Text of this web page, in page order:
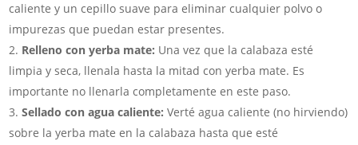
caliente y un cepillo suave para eliminar cualquier polvo o
impurezas que puedan estar presentes.
Relleno con yerba mate: Una vez que la calabaza esté
limpia y seca, llenala hasta la mitad con yerba mate. Es
importante no llenarla completamente en este paso.
Sellado con agua caliente: Verté agua caliente (no hirviendo)
sobre la yerba mate en la calabaza hasta que esté